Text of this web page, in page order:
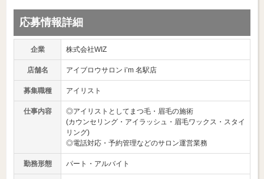
応募情報詳細
企業 株式会社WIZ
店舗名 アイブロウサロン i’m 名駅店
募集職種 アイリスト
仕事内容
◎アイリストとしてまつ毛・眉毛の施術
(カウンセリング・アイラッシュ・眉毛ワックス・スタイ
リング)
◎電話対応・予約管理などのサロン運営業務
勤務形態 パート・アルバイト